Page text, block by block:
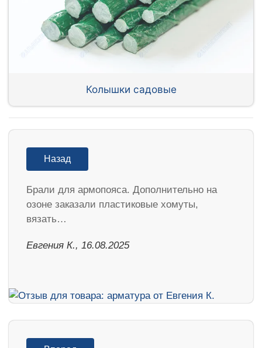
Колышки садовые
Назад
Брали для армопояса. Дополнительно на
озоне заказали пластиковые хомуты,
вязать…
Евгения К., 16.08.2025